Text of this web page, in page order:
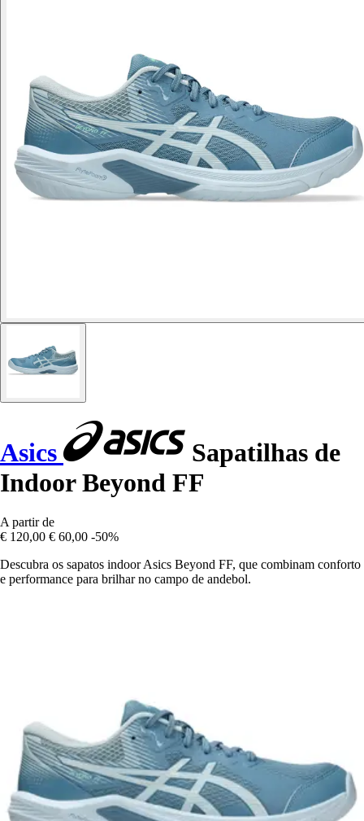
Asics
Sapatilhas de
Indoor Beyond FF
A partir de
€ 120,00 € 60,00 -50%
Descubra os sapatos indoor Asics Beyond FF, que combinam conforto
e performance para brilhar no campo de andebol.